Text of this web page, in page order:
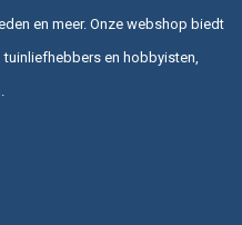
en meer. Onze webshop biedt
en hobbyisten,